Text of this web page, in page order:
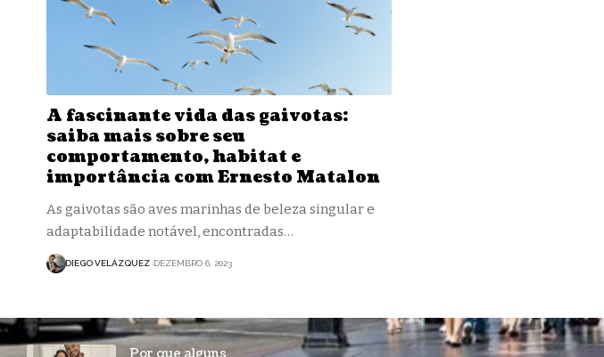
A fascinante vida das gaivotas:
saiba mais sobre seu
comportamento, habitat e
importância com Ernesto Matalon
As gaivotas são aves marinhas de beleza singular e
adaptabilidade notável, encontradas…
DIEGO VELÁZQUEZ DEZEMBRO 6, 2023